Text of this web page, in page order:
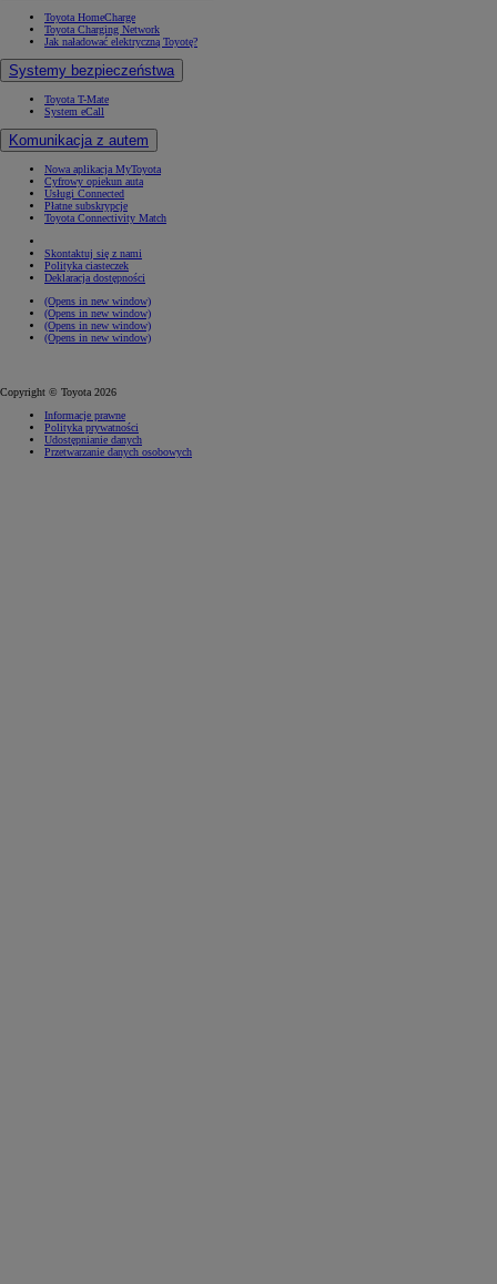
Toyota HomeCharge
Toyota Charging Network
Jak naładować elektryczną Toyotę?
Systemy bezpieczeństwa
Toyota T-Mate
System eCall
Komunikacja z autem
Nowa aplikacja MyToyota
Cyfrowy opiekun auta
Usługi Connected
Płatne subskrypcje
Toyota Connectivity Match
Skontaktuj się z nami
Polityka ciasteczek
Deklaracja dostępności
(Opens in new window)
(Opens in new window)
(Opens in new window)
(Opens in new window)
Copyright © Toyota 2026
Informacje prawne
Polityka prywatności
Udostępnianie danych
Przetwarzanie danych osobowych